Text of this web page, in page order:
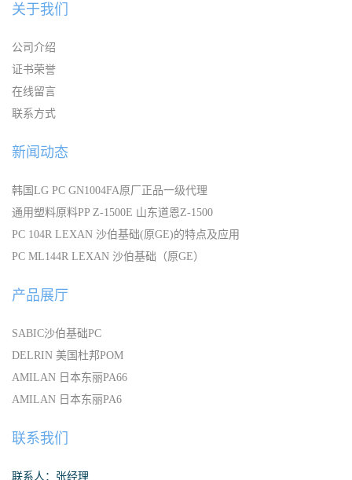
关于我们
公司介绍
证书荣誉
在线留言
联系方式
新闻动态
韩国LG PC GN1004FA原厂正品一级代理
通用塑料原料PP Z-1500E 山东道恩Z-1500
PC 104R LEXAN 沙伯基础(原GE)的特点及应用
PC ML144R LEXAN 沙伯基础（原GE）
产品展厅
SABIC沙伯基础PC
DELRIN 美国杜邦POM
AMILAN 日本东丽PA66
AMILAN 日本东丽PA6
联系我们
联系人：张经理